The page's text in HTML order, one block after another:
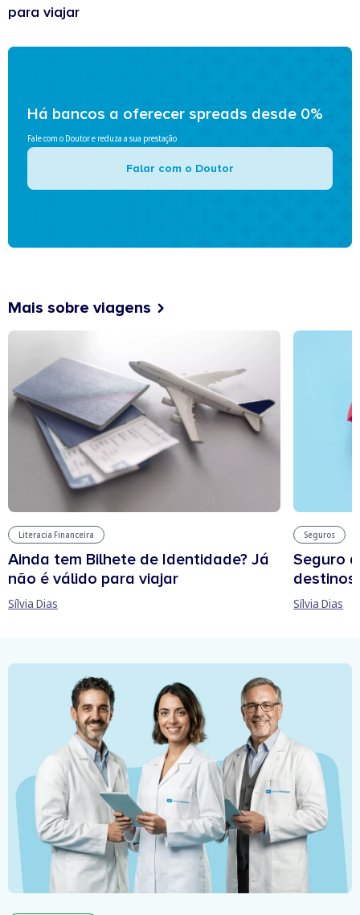
para viajar
Há bancos a oferecer spreads desde 0%
Fale com o Doutor e reduza a sua prestação
Falar com o Doutor
Mais sobre viagens
Literacia Financeira
Ainda tem Bilhete de Identidade? Já
não é válido para viajar
Sílvia Dias
Seguros
Seguro
Sílvia Dias